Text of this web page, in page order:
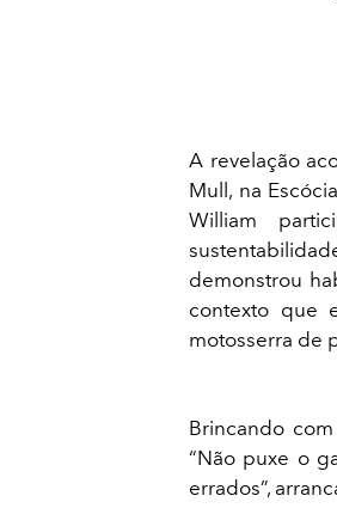
A revelação
Mull, na
William
demonstrou
contexto que
motosserra de
Brincando
“Não puxe o
errados”,